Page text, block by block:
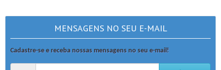
MENSAGENS NO SEU E-MAIL
Cadastre-se e receba nossas mensagens no seu e-mail!